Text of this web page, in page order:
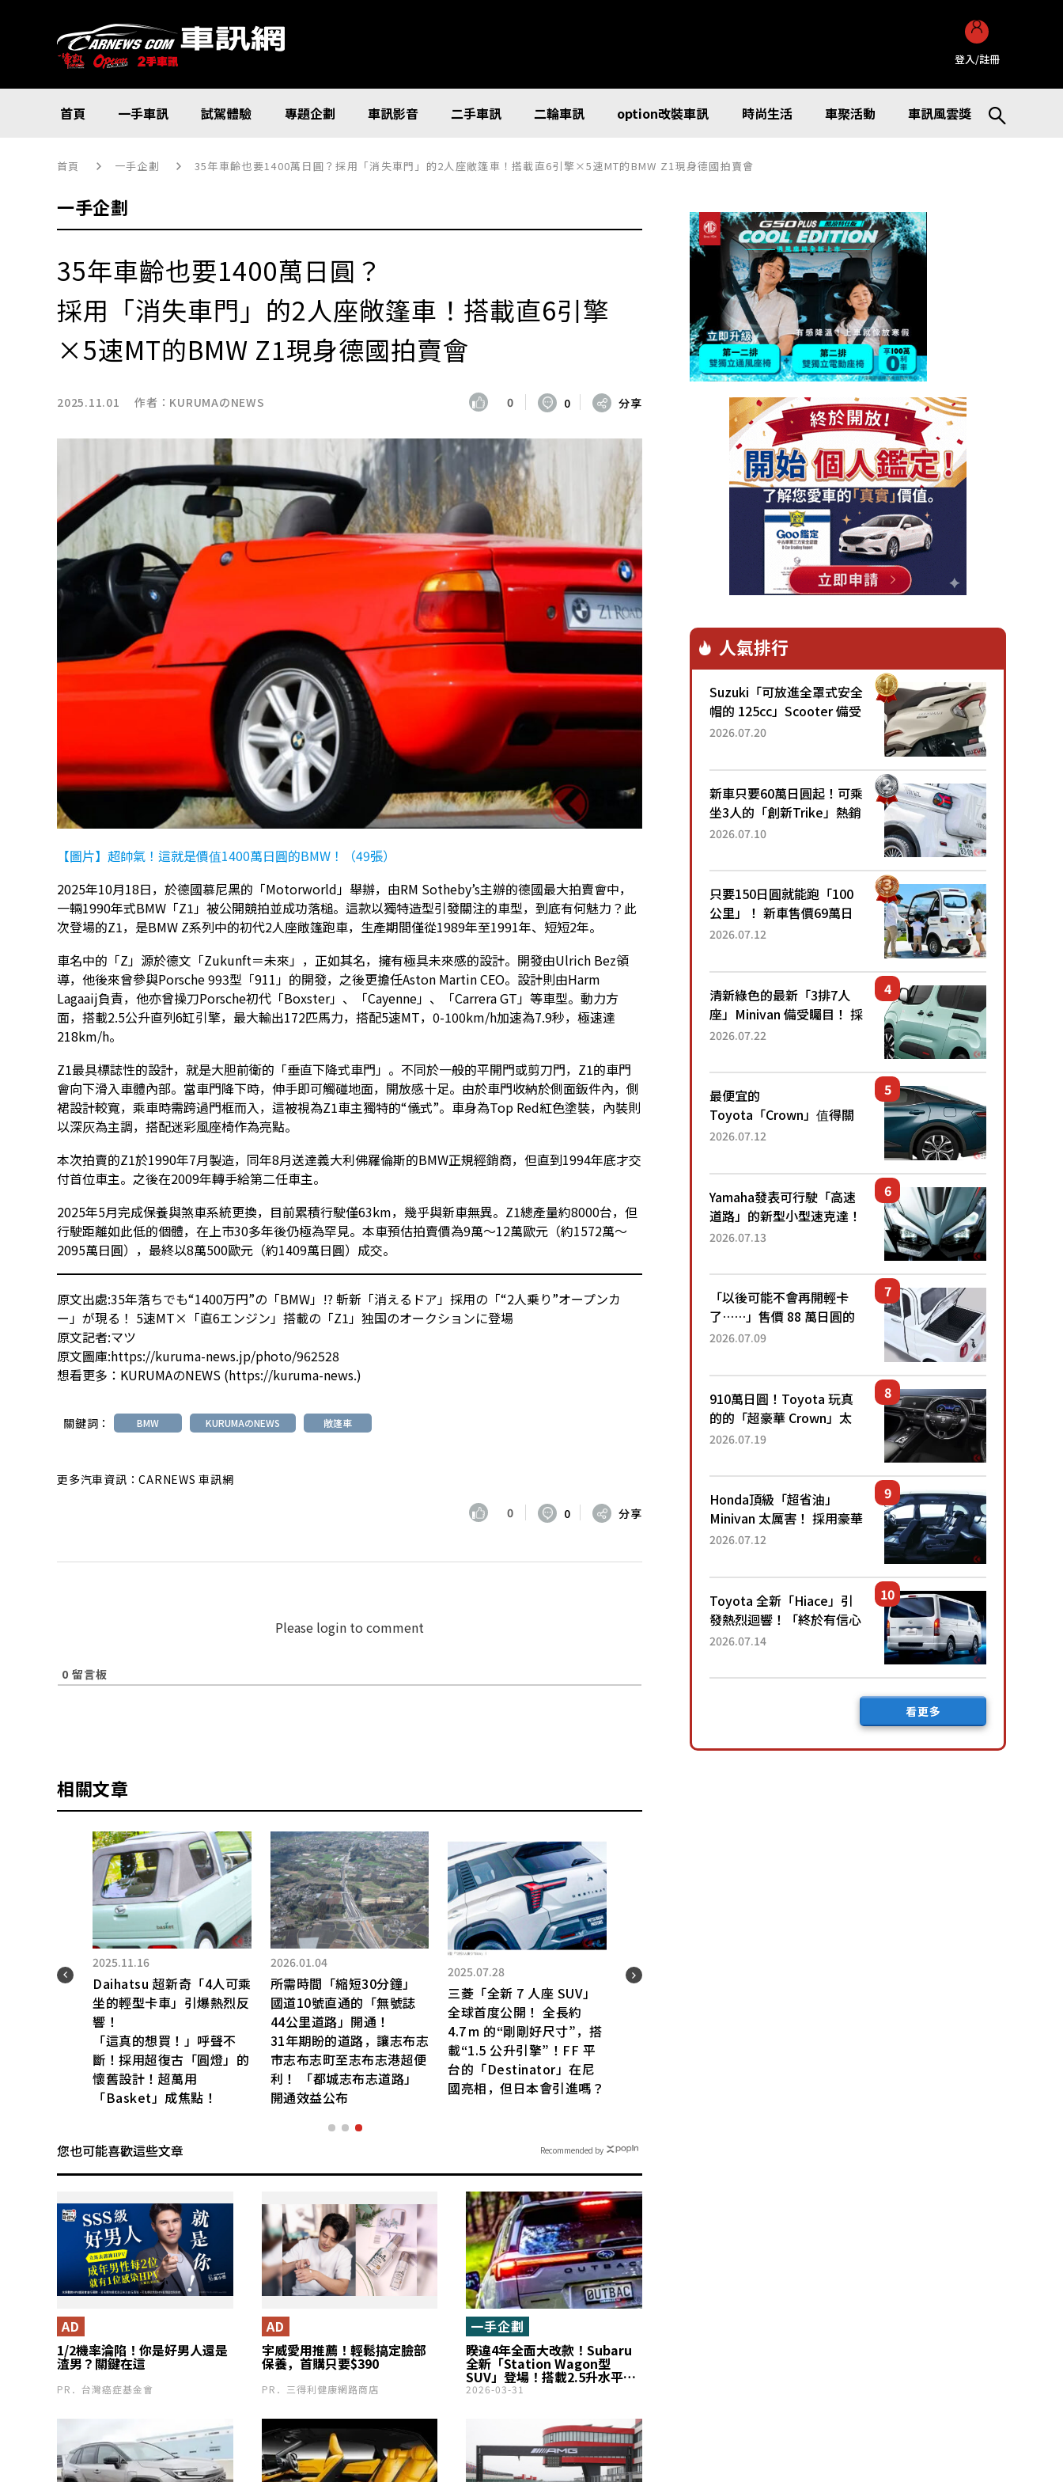
登入/註冊
首頁 一手車訊 試駕體驗 專題企劃 車訊影音 二手車訊 二輪車訊 option改裝車訊 時尚生活 車聚活動 車訊風雲獎
首頁 一手企劃 35年車齡也要1400萬日圓？採用「消失車門」的2人座敞篷車！搭載直6引擎×5速MT的BMW Z1現身德國拍賣會
一手企劃
35年車齡也要1400萬日圓？
採用「消失車門」的2人座敞篷車！搭載直6引擎
×5速MT的BMW Z1現身德國拍賣會
2025.11.01 作者： KURUMAのNEWS 0 0 分享
【圖片】超帥氣！這就是價值1400萬日圓的BMW！（49張）
2025年10月18日，於德國慕尼黑的「Motorworld」舉辦，由RM Sotheby’s主辦的德國最大拍賣會中，
一輛1990年式BMW「Z1」被公開競拍並成功落槌。這款以獨特造型引發關注的車型，到底有何魅力？此
次登場的Z1，是BMW Z系列中的初代2人座敞篷跑車，生產期間僅從1989年至1991年、短短2年。
車名中的「Z」源於德文「Zukunft＝未來」，正如其名，擁有極具未來感的設計。開發由Ulrich Bez領
導，他後來曾參與Porsche 993型「911」的開發，之後更擔任Aston Martin CEO。設計則由Harm
Lagaaij負責，他亦曾操刀Porsche初代「Boxster」、「Cayenne」、「Carrera GT」等車型。動力方
面，搭載2.5公升直列6缸引擎，最大輸出172匹馬力，搭配5速MT，0-100km/h加速為7.9秒，極速達
218km/h。
Z1最具標誌性的設計，就是大胆前衛的「垂直下降式車門」。不同於一般的平開門或剪刀門，Z1的車門
會向下滑入車體內部。當車門降下時，伸手即可觸碰地面，開放感十足。由於車門收納於側面鈑件內，側
裙設計較寬，乘車時需跨過門框而入，這被視為Z1車主獨特的“儀式”。車身為Top Red紅色塗裝，內裝則
以深灰為主調，搭配迷彩風座椅作為亮點。
本次拍賣的Z1於1990年7月製造，同年8月送達義大利佛羅倫斯的BMW正規經銷商，但直到1994年底才交
付首位車主。之後在2009年轉手給第二任車主。
2025年5月完成保養與煞車系統更換，目前累積行駛僅63km，幾乎與新車無異。Z1總產量約8000台，但
行駛距離如此低的個體，在上市30多年後仍極為罕見。本車預估拍賣價為9萬～12萬歐元（約1572萬～
2095萬日圓），最終以8萬500歐元（約1409萬日圓）成交。
原文出處:35年落ちでも“1400万円”の「BMW」!? 斬新「消えるドア」採用の「“2人乗り”オープンカ
ー」が現る！ 5速MT×「直6エンジン」搭載の「Z1」独国のオークションに登場
原文記者:マツ
原文圖庫:https://kuruma-news.jp/photo/962528
想看更多： KURUMAのNEWS (https://kuruma-news.)
關鍵詞： BMW KURUMAのNEWS 敞篷車
更多汽車資訊：CARNEWS 車訊網
0 0 分享
Please login to comment
0 留言板
相關文章
2025.11.16
Daihatsu 超新奇「4人可乘
坐的輕型卡車」引爆熱烈反
響！
「這真的想買！」呼聲不
斷！採用超復古「圓燈」的
懷舊設計！超萬用
「Basket」成焦點！
2026.01.04
所需時間「縮短30分鐘」
國道10號直通的「無號誌
44公里道路」開通！
31年期盼的道路，讓志布志
市志布志町至志布志港超便
利！ 「都城志布志道路」
開通效益公布
2025.07.28
三菱「全新 7 人座 SUV」
全球首度公開！ 全長約
4.7 m 的“剛剛好尺寸”，搭
載“1.5 公升引擎”！FF 平
台的「Destinator」在尼
國亮相，但日本會引進嗎？
您也可能喜歡這些文章
1/2機率淪陷！你是好男人還是
渣男？關鍵在這
AD
PR．台灣癌症基金會
宇威愛用推薦！輕鬆搞定臉部
保養，首購只要$390
AD
PR．三得利健康網路商店
睽違4年全面大改款！Subaru
全新「Station Wagon型
SUV」登場！搭載2.5升水平對
向引擎×高性能4WD！全長約
一手企劃
2026-03-31
Recommended by
人氣排行
Suzuki「可放進全罩式安全
帽的 125cc」Scooter 備受
矚目！採用全新流線設計與
已陸續開始出口的新款
「B...
2026.07.20
新車只要60萬日圓起！可乘
坐3人的「創新Trike」熱銷
大賣成為人氣車款！「養車
日圓就能跑100公里」「小
朋友坐得...
2026.07.10
只要150日圓就能跑「100
公里」！ 新車售價69萬日
圓的「3人座」Trike大受歡
為何能迅速熱賣？
2026.07.12
清新綠色的最新「3排7人
座」Minivan 備受矚目！ 採
用全長4.7公尺剛剛好的車
還推出467萬元日圓起的5
人座版...
2026.07.22
最便宜的
Toyota「Crown」值得關
注！ 搭載4WD、每公升
眼！ 配備豐富、超越售價
水準，堪稱高CP值代表的
「...
2026.07.12
Yamaha發表可行駛「高速
道路」的新型小型速克達！
搭載能享受超強勁「渦輪
高階「Super Sport」車款
相同的...
2026.07.13
「以後可能不會再開輕卡
了……」售價 88 萬日圓的
「超迷你輕型貨車」引發兩
100 公里！」「免驗車真的
太棒了！...
2026.07.09
910萬日圓！Toyota 玩真
的的「超豪華 Crown」太
厲害了！採用由「匠人技
運動化「底盤設定」！還配
備專屬豪華...
2026.07.19
Honda頂級「超省油」
Minivan 太厲害！ 採用豪華
「真皮座椅」與專屬「黑色
公里，兼具優異節能表現與
舒適「三...
2026.07.12
Toyota 全新「Hiace」引
發熱烈迴響！「終於有信心
下訂了！」「哪個等級交車
後竟然還要等「超過半年」
2026.07.14
看更多